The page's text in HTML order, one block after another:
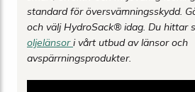
standard för översvämningsskydd.
och välj HydroSack® idag. Du hittar
oljelänsori vårt utbud av länsor och
avspärrningsprodukter.